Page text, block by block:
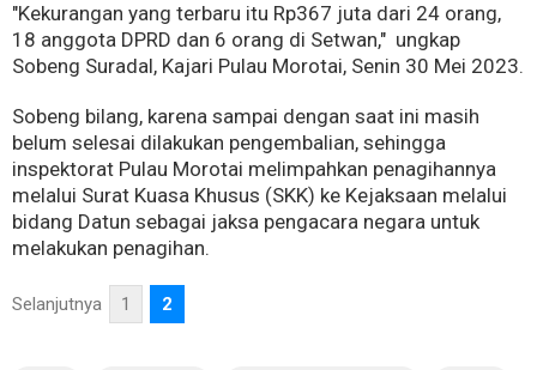
"Kekurangan yang terbaru itu Rp367 juta dari 24 orang,
18 anggota DPRD dan 6 orang di Setwan," ungkap
Sobeng Suradal, Kajari Pulau Morotai, Senin 30 Mei 2023.
Sobeng bilang, karena sampai dengan saat ini masih
belum selesai dilakukan pengembalian, sehingga
inspektorat Pulau Morotai melimpahkan penagihannya
melalui Surat Kuasa Khusus (SKK) ke Kejaksaan melalui
bidang Datun sebagai jaksa pengacara negara untuk
melakukan penagihan.
Selanjutnya 1 2